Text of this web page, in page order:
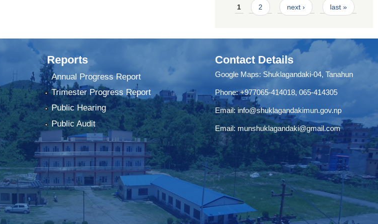
Pages
1 2 next › last »
Reports
Annual Progress Report
Trimester Progress Report
Public Hearing
Public Audit
Contact Details
Google Maps: Shuklagandaki-04, Tanahun
Phone:+977065-414018, 065-414305
Email:info@shuklagandakimun.gov.np
Email: munshuklagandaki@gmail.com